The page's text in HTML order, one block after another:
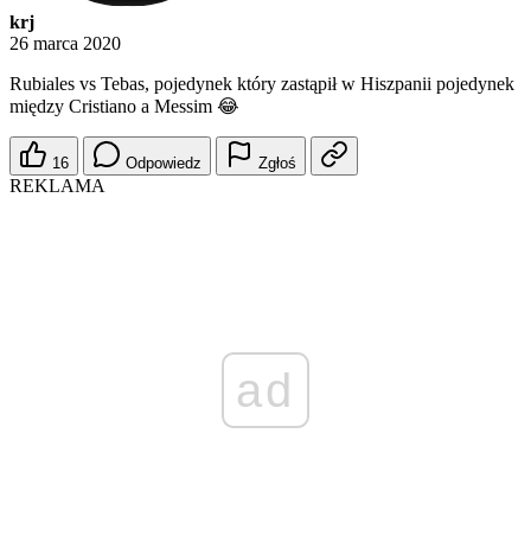
krj
26 marca 2020
Rubiales vs Tebas, pojedynek który zastąpił w Hiszpanii pojedynek
między Cristiano a Messim 😂
16 Odpowiedz Zgłoś
REKLAMA
ad